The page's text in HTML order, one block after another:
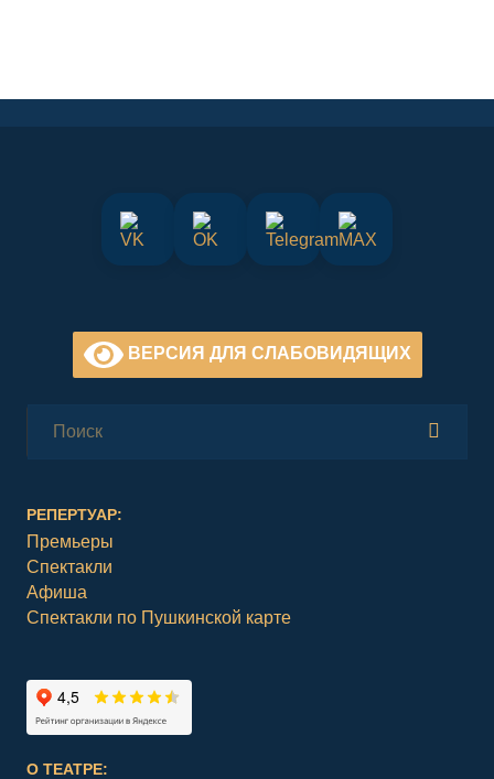
ВЕРСИЯ ДЛЯ СЛАБОВИДЯЩИХ
РЕПЕРТУАР:
Премьеры
Спектакли
Афиша
Спектакли по Пушкинской карте
О ТЕАТРЕ: